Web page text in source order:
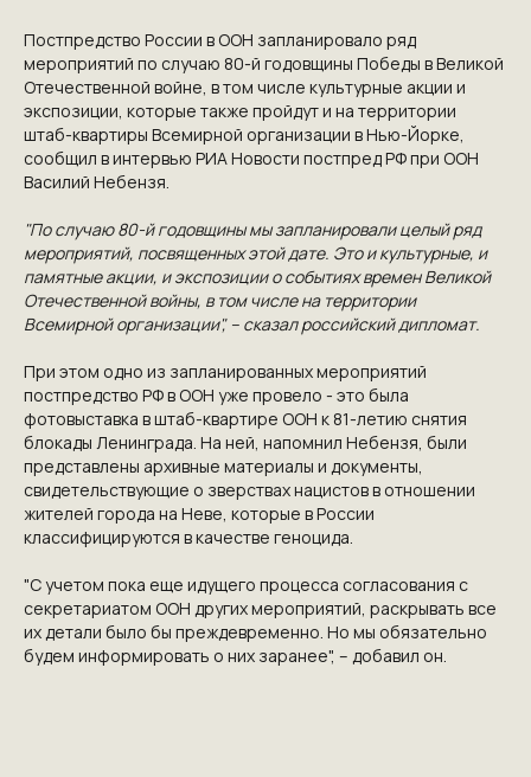
Постпредство России в ООН запланировало ряд
мероприятий по случаю 80-й годовщины Победы в Великой
Отечественной войне, в том числе культурные акции и
экспозиции, которые также пройдут и на территории
штаб-квартиры Всемирной организации в Нью-Йорке,
сообщил в интервью РИА Новости постпред РФ при ООН
Василий Небензя.
"По случаю 80-й годовщины мы запланировали целый ряд
мероприятий, посвященных этой дате. Это и культурные, и
памятные акции, и экспозиции о событиях времен Великой
Отечественной войны, в том числе на территории
Всемирной организации", – сказал российский дипломат.
При этом одно из запланированных мероприятий
постпредство РФв ООН уже провело - это была
фотовыставка в штаб-квартире ООН к 81-летию снятия
блокады Ленинграда. На ней, напомнил Небензя, были
представлены архивные материалы и документы,
свидетельствующие о зверствах нацистов в отношении
жителей города на Неве, которые в России
классифицируются в качестве геноцида.
"С учетом пока еще идущего процесса согласования с
секретариатом ООН других мероприятий, раскрывать все
их детали было бы преждевременно. Но мы обязательно
будем информировать о них заранее", – добавил он.
КОНТАКТЫ
ПРИГЛАШАЕМ ВАС
ПРИНЯТЬ УЧАСТИЕ В
ПРОЕКТЕ
VICTORYDAY80.RU